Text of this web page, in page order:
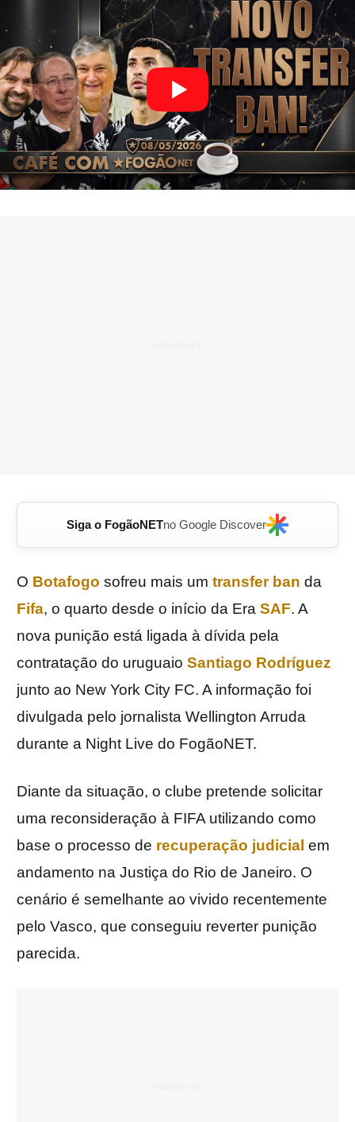
Siga o FogãoNETno Google Discover
O Botafogo sofreu mais um transfer ban da
Fifa, o quarto desde o início da Era SAF. A
nova punição está ligada à dívida pela
contratação do uruguaio Santiago Rodríguez
junto ao New York City FC. A informação foi
divulgada pelo jornalista Wellington Arruda
durante a Night Live do FogãoNET.
Diante da situação, o clube pretende solicitar
uma reconsideração à FIFA utilizando como
base o processo de recuperação judicial em
andamento na Justiça do Rio de Janeiro. O
cenário é semelhante ao vivido recentemente
pelo Vasco, que conseguiu reverter punição
parecida.